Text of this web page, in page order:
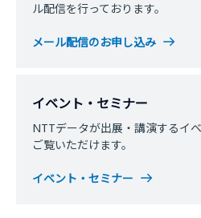
ル配信を行っております。
メール配信のお申し込み
イベント・セミナー
NTTデータが出展・講演するイ
ご覧いただけます。
イベント・セミナー